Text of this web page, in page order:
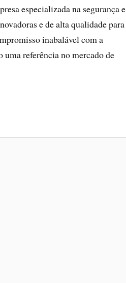
especializada na segurança e
e de alta qualidade para
inabalável com a
uma referência no mercado de